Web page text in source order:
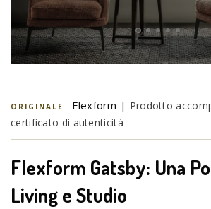
ORIGINALE Flexform | Prodotto
certificato di autenticità
Flexform Gatsby: Una
Living e Studio